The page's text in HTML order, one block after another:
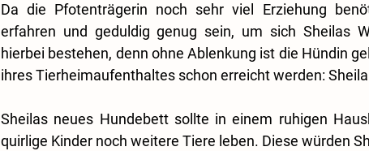
Da die Pfotenträgerin noch sehr viel Erziehung
erfahren und geduldig genug sein, um sich Sheilas
hierbei bestehen, denn ohne Ablenkung ist die Hündin
ihres Tierheimaufenthaltes schon erreicht werden:
Sheilas neues Hundebett sollte in einem ruhigen
quirlige Kinder noch weitere Tiere leben. Diese würden